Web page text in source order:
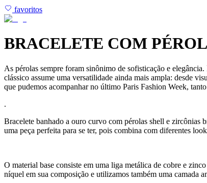
favoritos
BRACELETE COM
As pérolas sempre foram sinônimo de sofisticação e
clássico assume uma versatilidade ainda mais ampla: desde
que pudemos acompanhar no último Paris Fashion Week,
.
Bracelete banhado a ouro curvo com pérolas shell e zircônias
uma peça perfeita para se ter, pois combina com diferentes
O material base consiste em uma liga metálica de cobre e
níquel em sua composição e utilizamos também uma camada